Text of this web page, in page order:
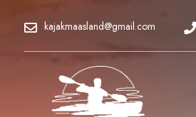
kajakmaasland@gmail.com